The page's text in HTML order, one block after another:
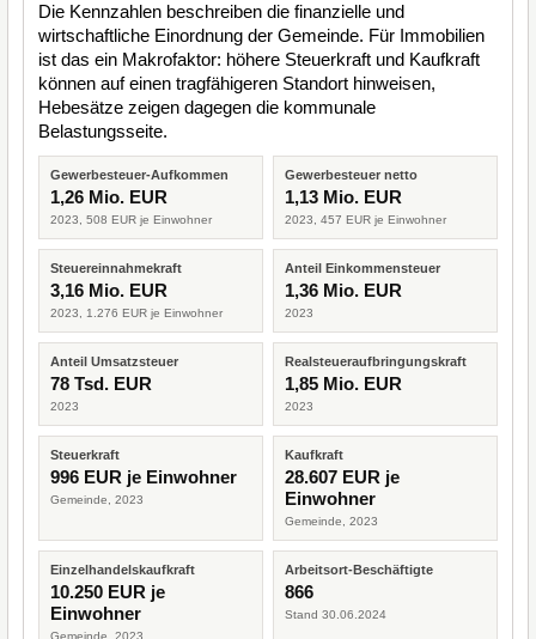
Die Kennzahlen beschreiben die finanzielle und
wirtschaftliche Einordnung der Gemeinde. Für Immobilien
ist das ein Makrofaktor: höhere Steuerkraft und Kaufkraft
können auf einen tragfähigeren Standort hinweisen,
Hebesätze zeigen dagegen die kommunale
Belastungsseite.
Gewerbesteuer-Aufkommen
1,26 Mio. EUR
2023, 508 EUR je Einwohner
Gewerbesteuer netto
1,13 Mio. EUR
2023, 457 EUR je Einwohner
Steuereinnahmekraft
3,16 Mio. EUR
2023, 1.276 EUR je Einwohner
Anteil Einkommensteuer
1,36 Mio. EUR
2023
Anteil Umsatzsteuer
78 Tsd. EUR
2023
Realsteueraufbringungskraft
1,85 Mio. EUR
2023
Steuerkraft
996 EUR je Einwohner
Gemeinde, 2023
Kaufkraft
28.607 EUR je
Einwohner
Gemeinde, 2023
Einzelhandelskaufkraft
10.250 EUR je
Einwohner
Gemeinde, 2023
Arbeitsort-Beschäftigte
866
Stand 30.06.2024